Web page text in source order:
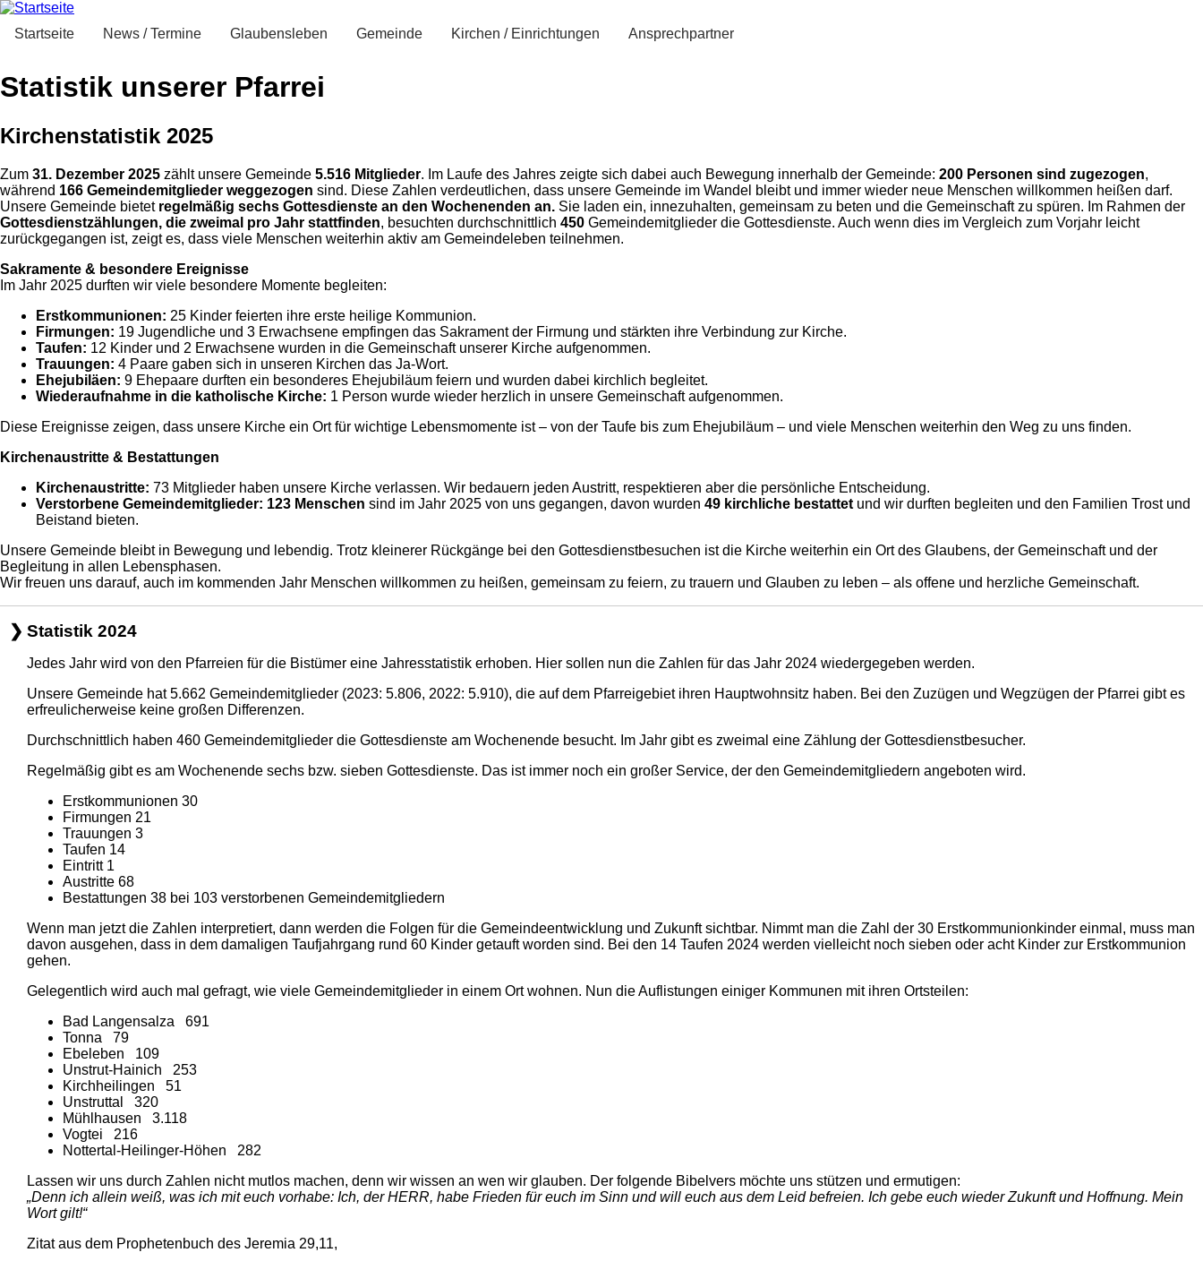
Direkt
Inhalt
Startseite News / Termine Glaubensleben Gemeinde Kirchen / Einrichtungen Ansprechpartner
Statistik unserer Pfarrei
Kirchenstatistik 2025
Zum 31. Dezember 2025 zählt unsere Gemeinde 5.516 Mitglieder. Im Laufe des Jahres zeigte sich dabei auch Bewegung innerhalb der Gemeinde: 200 Personen sind zugezogen,
während 166 Gemeindemitglieder weggezogen sind. Diese Zahlen verdeutlichen, dass unsere Gemeinde im Wandel bleibt und immer wieder neue Menschen willkommen heißen darf.
Unsere Gemeinde bietet regelmäßig sechs Gottesdienste an den Wochenenden an. Sie laden ein, innezuhalten, gemeinsam zu beten und die Gemeinschaft zu spüren. Im Rahmen der
Gottesdienstzählungen, die zweimal pro Jahr stattfinden, besuchten durchschnittlich 450 Gemeindemitglieder die Gottesdienste. Auch wenn dies im Vergleich zum Vorjahr leicht
zurückgegangen ist, zeigt es, dass viele Menschen weiterhin aktiv am Gemeindeleben teilnehmen.
Sakramente & besondere Ereignisse
Im Jahr 2025 durften wir viele besondere Momente begleiten:
Erstkommunionen: 25 Kinder feierten ihre erste heilige Kommunion.
Firmungen: 19 Jugendliche und 3 Erwachsene empfingen das Sakrament der Firmung und stärkten ihre Verbindung zur Kirche.
Taufen: 12 Kinder und 2 Erwachsene wurden in die Gemeinschaft unserer Kirche aufgenommen.
Trauungen: 4 Paare gaben sich in unseren Kirchen das Ja-Wort.
Ehejubiläen: 9 Ehepaare durften ein besonderes Ehejubiläum feiern und wurden dabei kirchlich begleitet.
Wiederaufnahme in die katholische Kirche: 1 Person wurde wieder herzlich in unsere Gemeinschaft aufgenommen.
Diese Ereignisse zeigen, dass unsere Kirche ein Ort für wichtige Lebensmomente ist – von der Taufe bis zum Ehejubiläum – und viele Menschen weiterhin den Weg zu uns finden.
Kirchenaustritte & Bestattungen
Kirchenaustritte: 73 Mitglieder haben unsere Kirche verlassen. Wir bedauern jeden Austritt, respektieren aber die persönliche Entscheidung.
Verstorbene Gemeindemitglieder: 123 Menschen sind im Jahr 2025 von uns gegangen, davon wurden 49 kirchliche bestattet und wir durften begleiten und den Familien Trost und
Beistand bieten.
Unsere Gemeinde bleibt in Bewegung und lebendig. Trotz kleinerer Rückgänge bei den Gottesdienstbesuchen ist die Kirche weiterhin ein Ort des Glaubens, der Gemeinschaft und der
Begleitung in allen Lebensphasen.
Wir freuen uns darauf, auch im kommenden Jahr Menschen willkommen zu heißen, gemeinsam zu feiern, zu trauern und Glauben zu leben – als offene und herzliche Gemeinschaft.
Statistik 2024
Jedes Jahr wird von den Pfarreien für die Bistümer eine Jahresstatistik erhoben. Hier sollen nun die Zahlen für das Jahr 2024 wiedergegeben werden.
Unsere Gemeinde hat 5.662 Gemeindemitglieder (2023: 5.806, 2022: 5.910), die auf dem Pfarreigebiet ihren Hauptwohnsitz haben. Bei den Zuzügen und Wegzügen der Pfarrei gibt es
erfreulicherweise keine großen Differenzen.
Durchschnittlich haben 460 Gemeindemitglieder die Gottesdienste am Wochenende besucht. Im Jahr gibt es zweimal eine Zählung der Gottesdienstbesucher.
Regelmäßig gibt es am Wochenende sechs bzw. sieben Gottesdienste. Das ist immer noch ein großer Service, der den Gemeindemitgliedern angeboten wird.
Erstkommunionen 30
Firmungen 21
Trauungen 3
Taufen 14
Eintritt 1
Austritte 68
Bestattungen 38 bei 103 verstorbenen Gemeindemitgliedern
Wenn man jetzt die Zahlen interpretiert, dann werden die Folgen für die Gemeindeentwicklung und Zukunft sichtbar. Nimmt man die Zahl der 30 Erstkommunionkinder einmal, muss man
davon ausgehen, dass in dem damaligen Taufjahrgang rund 60 Kinder getauft worden sind. Bei den 14 Taufen 2024 werden vielleicht noch sieben oder acht Kinder zur Erstkommunion
gehen.
Gelegentlich wird auch mal gefragt, wie viele Gemeindemitglieder in einem Ort wohnen. Nun die Auflistungen einiger Kommunen mit ihren Ortsteilen:
Bad Langensalza 691
Tonna 79
Ebeleben 109
Unstrut-Hainich 253
Kirchheilingen 51
Unstruttal 320
Mühlhausen 3.118
Vogtei 216
Nottertal-Heilinger-Höhen 282
Lassen wir uns durch Zahlen nicht mutlos machen, denn wir wissen an wen wir glauben. Der folgende Bibelvers möchte uns stützen und ermutigen:
„Denn ich allein weiß, was ich mit euch vorhabe: Ich, der HERR, habe Frieden für euch im Sinn und will euch aus dem Leid befreien. Ich gebe euch wieder Zukunft und Hoffnung. Mein
Wort gilt!“
Zitat aus dem Prophetenbuch des Jeremia 29,11,